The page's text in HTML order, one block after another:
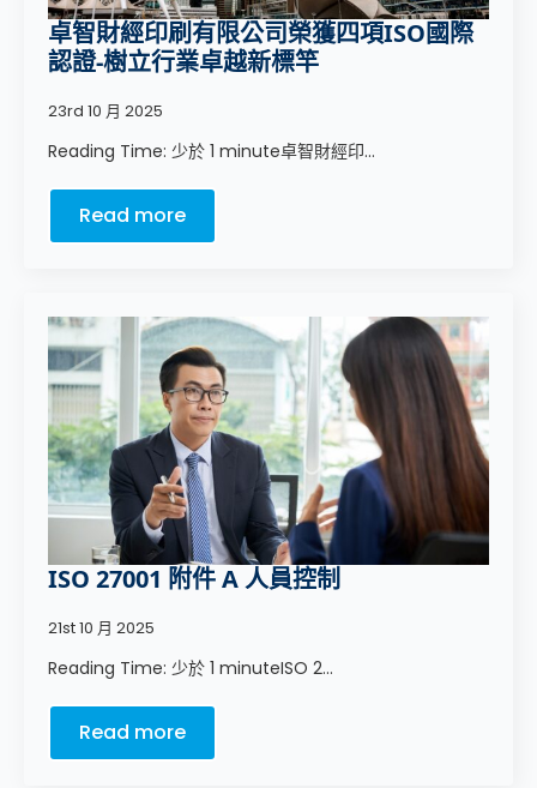
卓智財經印刷有限公司榮獲四項ISO國際
認證-樹立行業卓越新標竿
23rd 10 月 2025
Reading Time: 少於 1 minute卓智財經印...
Read more
ISO 27001 附件 A 人員控制
21st 10 月 2025
Reading Time: 少於 1 minuteISO 2...
Read more